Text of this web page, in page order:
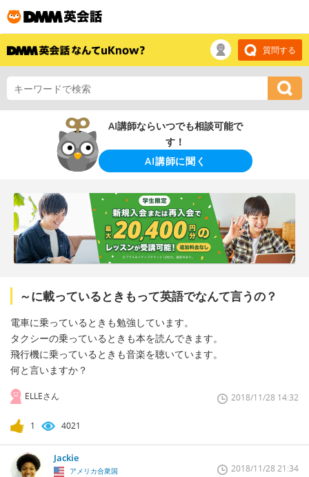
質問する
AI講師ならいつでも相談可能で
す！
AI講師に聞く
～に載っているときもって英語でなんて言うの？
電車に乗っているときも勉強しています。
タクシーの乗っているときも本を読んできます。
飛行機に乗っているときも音楽を聴いています。
何と言いますか？
ELLEさん 2018/11/28 14:32
1 4021
Jackie
アメリカ合衆国 2018/11/28 21:34